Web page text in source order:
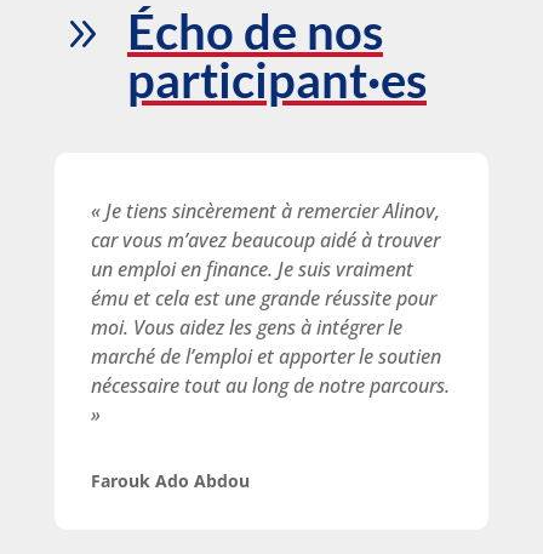
9
Écho de nos
participant·es
« Je tiens sincèrement à remercier Alinov,
car vous m’avez beaucoup aidé à trouver
un emploi en finance. Je suis vraiment
ému et cela est une grande réussite pour
moi. Vous aidez les gens à intégrer le
marché de l’emploi et apporter le soutien
nécessaire tout au long de notre parcours.
»
Farouk Ado Abdou